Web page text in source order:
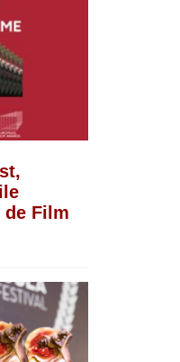
de Film